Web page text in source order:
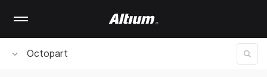
contentOctopart